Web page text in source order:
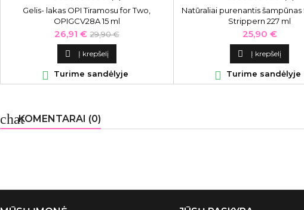
Gelis- lakas OPI Tiramosu for Two,
OPIGCV28A 15 ml
Kaina
26,91 € Bazinė
kaina
29,90 €
 Į krepšelį
 Turime sandėlyje
Natūraliai purenantis šampūnas
Strippern 227 ml
Kaina
25,90 €
 Į krepšelį
 Turime sandėlyje
chatKOMENTARAI (0)